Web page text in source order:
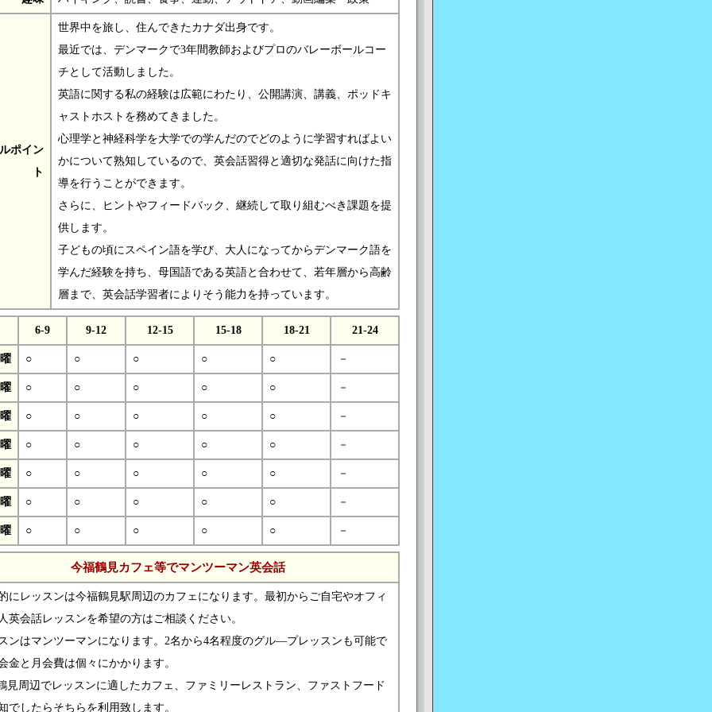
ポイン
ト
世界中を旅し、住んできたカナダ出身です。
最近では、デンマークで3年間教師およびプロのバレーボールコー
チとして活動しました。
英語に関する私の経験は広範にわたり、公開講演、講義、ポッドキ
ャストホストを務めてきました。
心理学と神経科学を大学での学んだのでどのように学習すればよい
かについて熟知しているので、英会話習得と適切な発話に向けた指
導を行うことができます。
さらに、ヒントやフィードバック、継続して取り組むべき課題を提
供します。
子どもの頃にスペイン語を学び、大人になってからデンマーク語を
学んだ経験を持ち、母国語である英語と合わせて、若年層から高齢
層まで、英会話学習者によりそう能力を持っています。
6-9 9-12 12-15 15-18 18-21 21-24
○ ○ ○ ○ ○ －
○ ○ ○ ○ ○ －
○ ○ ○ ○ ○ －
○ ○ ○ ○ ○ －
○ ○ ○ ○ ○ －
○ ○ ○ ○ ○ －
○ ○ ○ ○ ○ －
今福鶴見カフェ等でマンツーマン英会話
にレッスンは今福鶴見駅周辺のカフェになります。最初からご自宅やオフィ
英会話レッスンを希望の方はご相談ください。
ンはマンツーマンになります。2名から4名程度のグル―プレッスンも可能で
金と月会費は個々にかかります。
見周辺でレッスンに適したカフェ、ファミリーレストラン、ファストフード
でしたらそちらを利用致します。